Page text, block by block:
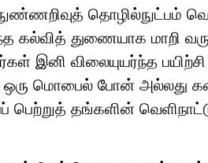
தொழில்நுட்பம்
கல்வித் துணையாக மாறி
இனி விலையுயர்ந்த
மொபைல் போன் அல்லது
பெற்றுத் தங்களின்